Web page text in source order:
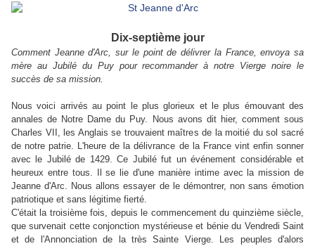
Dix-septième jour
Comment Jeanne d'Arc, sur le point de délivrer la France, envoya sa
mère au Jubilé du Puy pour recommander à notre Vierge noire le
succès de sa mission.
Nous voici arrivés au point le plus glorieux et le plus émouvant des
annales de Notre Dame du Puy. Nous avons dit hier, comment sous
Charles VII, les Anglais se trouvaient maîtres de la moitié du sol sacré
de notre patrie. L'heure de la délivrance de la France vint enfin sonner
avec le Jubilé de 1429. Ce Jubilé fut un événement considérable et
heureux entre tous. Il se lie d'une manière intime avec la mission de
Jeanne d'Arc. Nous allons essayer de le démontrer, non sans émotion
patriotique et sans légitime fierté.
C'était la troisième fois, depuis le commencement du quinzième siècle,
que survenait cette conjonction mystérieuse et bénie du Vendredi Saint
et de l'Annonciation de la très Sainte Vierge. Les peuples d'alors